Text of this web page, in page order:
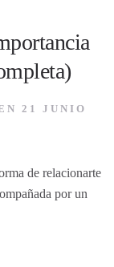
21 JUNIO
de relacionarte
por un